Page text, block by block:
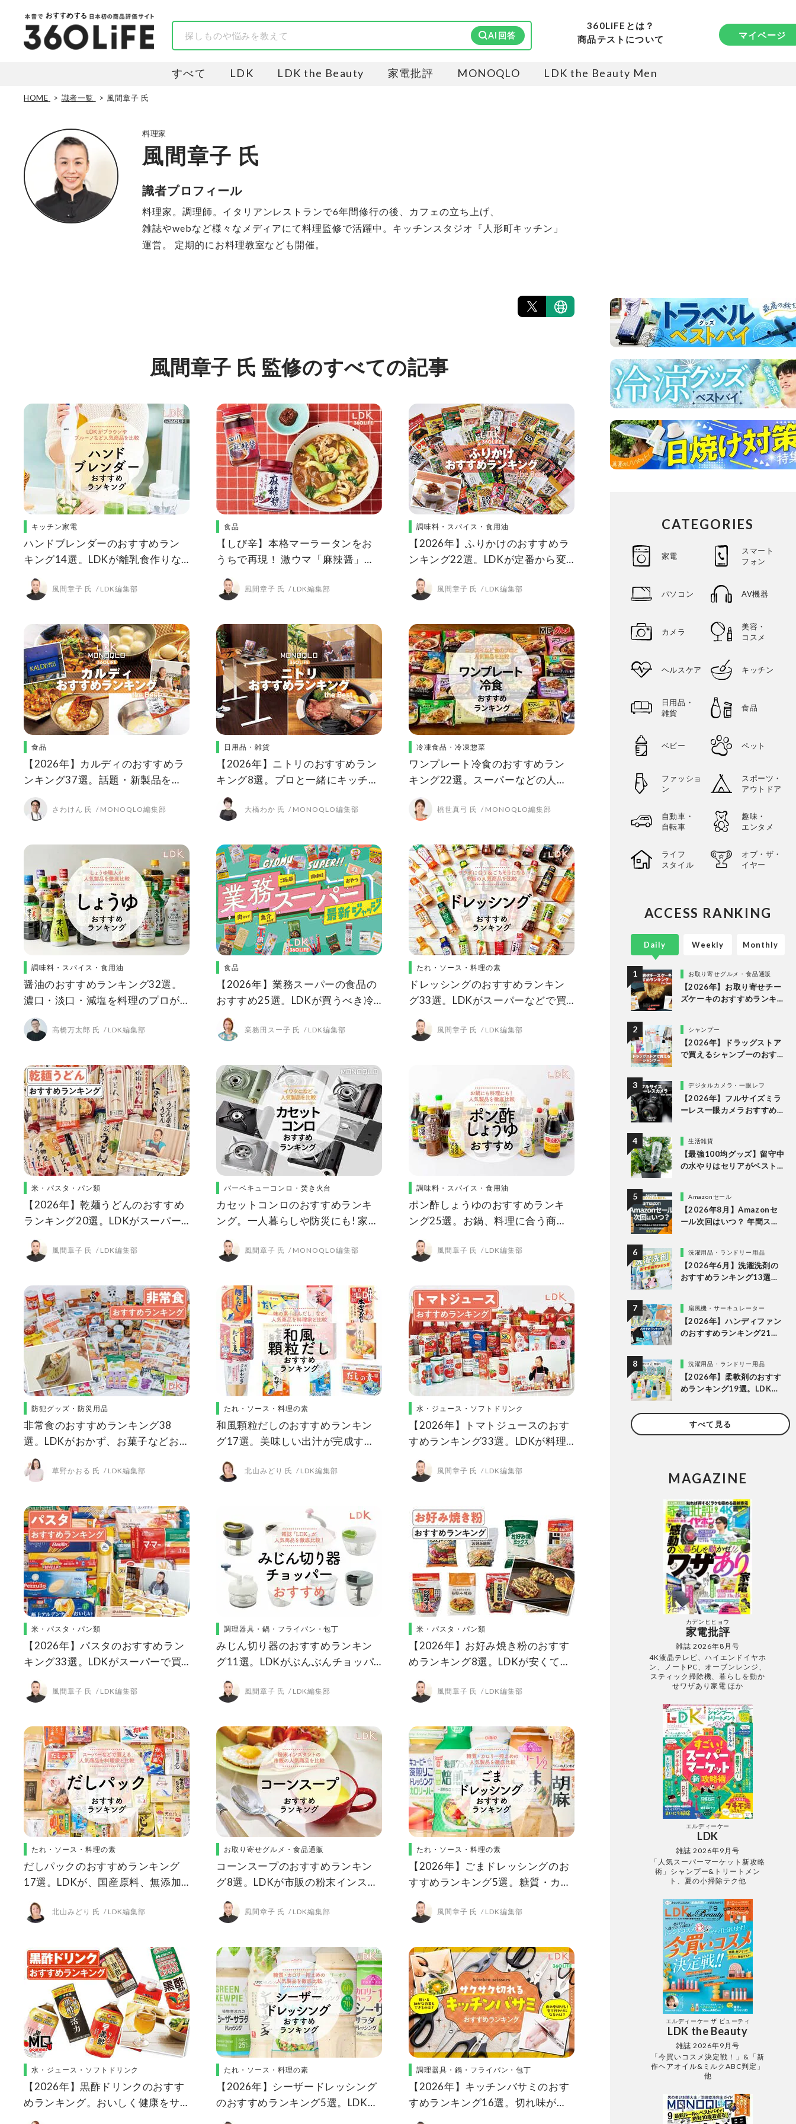
AI回答
360LiFEとは？
商品テストについて
マイページ
すべて LDK LDK the Beauty 家電批評 MONOQLO LDK the Beauty Men
HOME 識者一覧 風間章子 氏
料理家
風間章子 氏
識者プロフィール
料理家。調理師。イタリアンレストランで6年間修行の後、カフェの立ち上げ、
雑誌やwebなど様々なメディアにて料理監修で活躍中。キッチンスタジオ『人形町キッチン」
運営。 定期的にお料理教室なども開催。
風間章子 氏 監修のすべての記事
キッチン家電
ハンドブレンダーのおすすめラン
キング14選。LDKが離乳食作りな
風間章子 氏 LDK編集部
食品
【しび辛】本格マーラータンをお
うちで再現！ 激ウマ「麻辣醤」の
風間章子 氏 LDK編集部
調味料・スパイス・食用油
【2026年】ふりかけのおすすめラ
ンキング22選。LDKが定番から変
風間章子 氏 LDK編集部
食品
【2026年】カルディのおすすめラ
ンキング37選。話題・新製品を
LDK、MONOQLOがプロと検証
さわけん 氏 MONOQLO編集部
日用品・雑貨
【2026年】ニトリのおすすめラン
キング8選。プロと一緒にキッチ
ン、収納の人気商品をテスト
大橋わか 氏 MONOQLO編集部
冷凍食品・冷凍惣菜
ワンプレート冷食のおすすめラン
キング22選。スーパーなどの人気
商品を実食比較
桃世真弓 氏 MONOQLO編集部
調味料・スパイス・食用油
醤油のおすすめランキング32選。
濃口・淡口・減塩を料理のプロが
LDKが徹底比較
高橋万太郎 氏 LDK編集部
食品
【2026年】業務スーパーの食品の
おすすめ25選。LDKが買うべき冷
凍食品や調味料を紹介
業務田スー子 氏 LDK編集部
たれ・ソース・料理の素
ドレッシングのおすすめランキン
グ33選。LDKがスーパーなどで買
風間章子 氏 LDK編集部
米・パスタ・パン類
【2026年】乾麺うどんのおすすめ
ランキング20選。LDKがスーパー
風間章子 氏 LDK編集部
バーベキューコンロ・焚き火台
カセットコンロのおすすめランキ
ング。一人暮らしや防災にも! 家庭
風間章子 氏 MONOQLO編集部
調味料・スパイス・食用油
ポン酢しょうゆのおすすめランキ
ング25選。お鍋、料理に合う商品
風間章子 氏 LDK編集部
防犯グッズ・防災用品
非常食のおすすめランキング38
選。LDKがおかず、お菓子などお
いしい長期保存食を実際に比較
草野かおる 氏 LDK編集部
たれ・ソース・料理の素
和風顆粒だしのおすすめランキン
グ17選。美味しい出汁が完成する
北山みどり 氏 LDK編集部
水・ジュース・ソフトドリンク
【2026年】トマトジュースのおす
すめランキング33選。LDKが料理
風間章子 氏 LDK編集部
米・パスタ・パン類
【2026年】パスタのおすすめラン
キング33選。LDKがスーパーで買
風間章子 氏 LDK編集部
調理器具・鍋・フライパン・包丁
みじん切り器のおすすめランキン
グ11選。LDKがぶんぶんチョッパ
風間章子 氏 LDK編集部
米・パスタ・パン類
【2026年】お好み焼き粉のおすす
めランキング8選。LDKが安くてお
風間章子 氏 LDK編集部
たれ・ソース・料理の素
だしパックのおすすめランキング
17選。LDKが、国産原料、無添加
北山みどり 氏 LDK編集部
お取り寄せグルメ・食品通販
コーンスープのおすすめランキン
グ8選。LDKが市販の粉末インスタ
風間章子 氏 LDK編集部
たれ・ソース・料理の素
【2026年】ごまドレッシングのお
すすめランキング5選。糖質・カロ
風間章子 氏 LDK編集部
水・ジュース・ソフトドリンク
【2026年】黒酢ドリンクのおすす
めランキング。おいしく健康をサ
ポートする人気商品を比較
たれ・ソース・料理の素
【2026年】シーザードレッシング
のおすすめランキング5選。LDKが
調理器具・鍋・フライパン・包丁
【2026年】キッチンバサミのおす
すめランキング16選。切れ味が良
CATEGORIES
家電
スマート
フォン
パソコン AV機器
カメラ
美容・
コスメ
ヘルスケア キッチン
日用品・
雑貨
食品
ベビー ペット
ファッショ
ン
スポーツ・
アウトドア
自動車・
自転車
趣味・
エンタメ
ライフ
スタイル
オブ・ザ・
イヤー
ACCESS RANKING
Daily
お取り寄せグルメ・食品通販
【2026年】お取り寄せチー
ズケーキのおすすめランキ
シャンプー
【2026年】ドラッグストア
で買えるシャンプーのおす
比較デジタルカメラ・一眼レフ
【2026年】フルサイズミラ
ーレス一眼カメラおすすめ
生活雑貨
【最強100均グッズ】留守中
の水やりはセリアがベスト
Amazonセール
【2026年8月】Amazonセ
ール次回はいつ？ 年間スケ
洗濯用品・ランドリー用品
【2026年6月】洗濯洗剤の
おすすめランキング13選。
検証扇風機・サーキュレーター
【2026年】ハンディファン
のおすすめランキング21
比較洗濯用品・ランドリー用品
【2026年】柔軟剤のおすす
めランキング19選。LDKが
品を徹底比較
すべて見る
Weekly Monthly
MAGAZINE
カデンヒヒョウ
家電批評
雑誌 2026年8月号
4K液晶テレビ、ハイエンドイヤホ
ン、ノートPC、オーブンレンジ、
スティック掃除機、暮らしを動か
せワザあり家電 ほか
エルディーケー
LDK
雑誌 2026年9月号
「人気スーパーマーケット新攻略
術」シャンプー&トリートメン
ト、夏の小掃除テク他
エルディーケー ザ ビューティ
LDK the Beauty
雑誌 2026年9月号
「今買いコスメ決定戦！」&「新
作ヘアオイル&ミルクABC判定」
他